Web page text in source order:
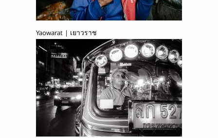
Yaowarat | เยาวราช